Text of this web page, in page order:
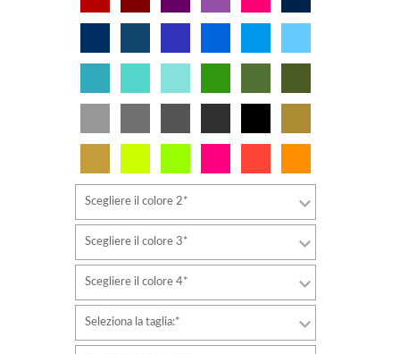
Scegliere il colore 2*
Scegliere il colore 3*
Scegliere il colore 4*
Seleziona la taglia:*